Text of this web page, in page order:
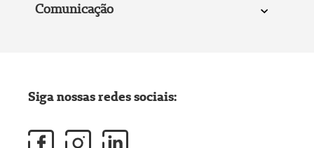
Comunicação
Siga nossas redes sociais: